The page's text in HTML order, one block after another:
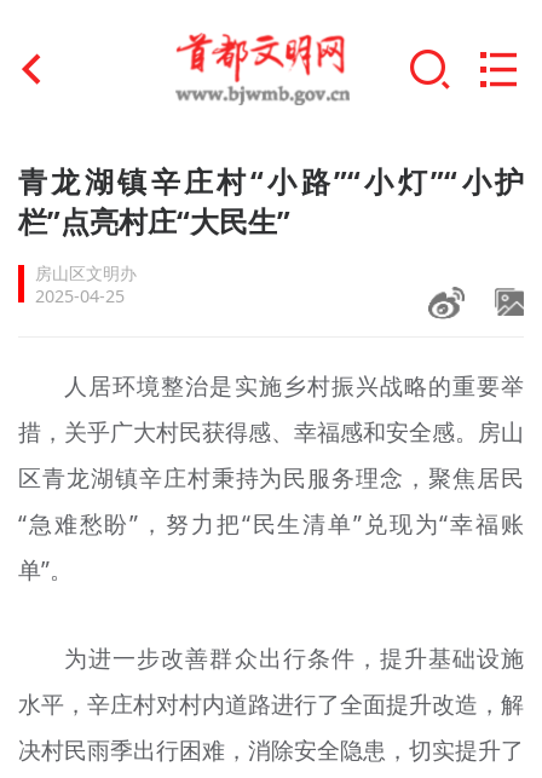
首页
文明创建
文明实践
未成年人思想道德建设
榜样人物
+
身边好人
文明评论
宣传思想文化人才
专题
青龙湖镇辛庄村“小路”“小灯”“小护
栏”点亮村庄“大民生”
房山区文明办
2025-04-25
人居环境整治是实施乡村振兴战略的重要举
措，关乎广大村民获得感、幸福感和安全感。房山
区青龙湖镇辛庄村秉持为民服务理念，聚焦居民
“急难愁盼”，努力把“民生清单”兑现为“幸福账
单”。
为进一步改善群众出行条件，提升基础设施
水平，辛庄村对村内道路进行了全面提升改造，解
决村民雨季出行困难，消除安全隐患，切实提升了